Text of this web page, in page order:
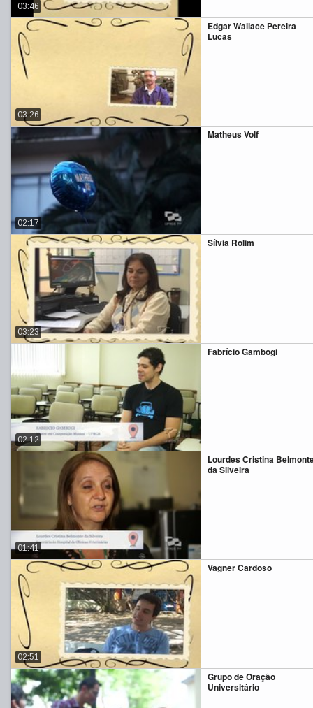
03:46
Edgar Wallace Pereira
Lucas
03:26
Matheus Volf
02:17
Sílvia Rolim
03:23
Fabrício Gambogi
02:12
Lourdes Cristina
da Silveira
01:41
Vagner Cardoso
02:51
Grupo de Oração
Universitário